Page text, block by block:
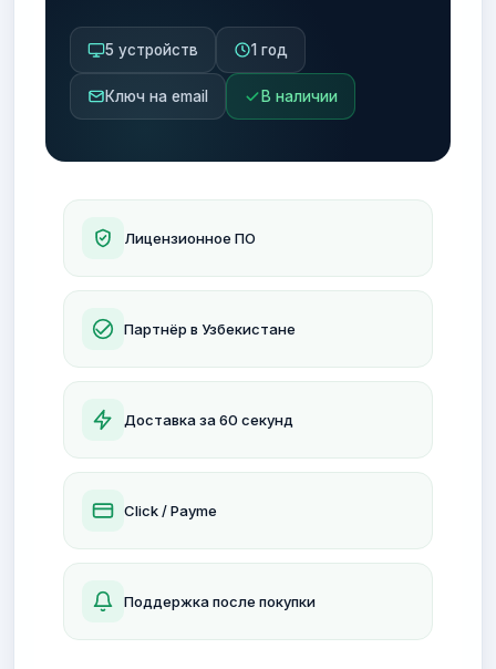
5 устройств 1 год
Ключ на email В наличии
Лицензионное ПО
Партнёр в Узбекистане
Доставка за 60 секунд
Click / Payme
Поддержка после покупки